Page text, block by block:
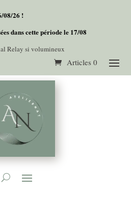
08/26 !
dans cette période le 17/08
Relay si volumineux
Articles 0